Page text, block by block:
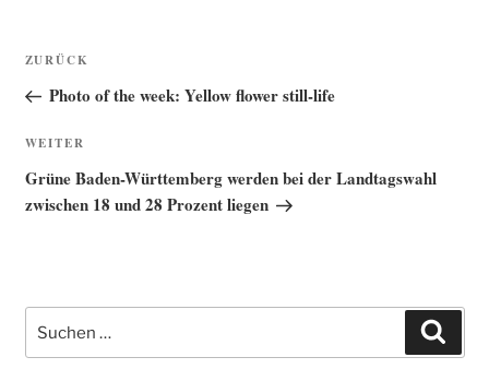
Beitragsnavigation
Vorheriger
Beitrag
ZURÜCK
Photo of the week: Yellow flower still-life
Nächster
Beitrag
WEITER
Grüne Baden-Württemberg werden bei der Landtagswahl
zwischen 18 und 28 Prozent liegen
nach: